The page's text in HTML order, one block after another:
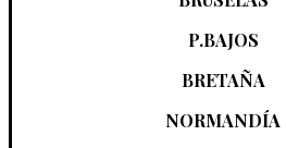
P.BAJOS
BRETAÑA
NORMANDÍA